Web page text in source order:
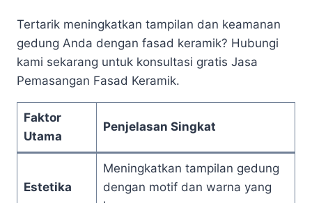
Tertarik meningkatkan tampilan dan keamanan
gedung Anda dengan fasad keramik? Hubungi
kami sekarang untuk konsultasi gratis Jasa
Pemasangan Fasad Keramik.
Faktor
Utama
Penjelasan Singkat
Estetika
Meningkatkan tampilan gedung
dengan motif dan warna yang